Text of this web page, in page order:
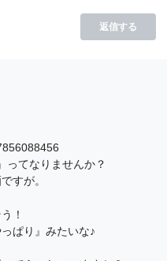
返信する
ってなりませんか？
すが。
！
ぱり』みたいな♪